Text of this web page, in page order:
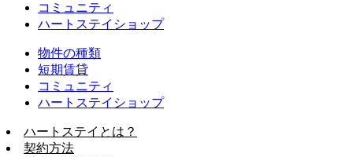
コミュニティ
ハートステイショップ
物件の種類
短期賃貸
コミュニティ
ハートステイショップ
ハートステイとは？
契約方法